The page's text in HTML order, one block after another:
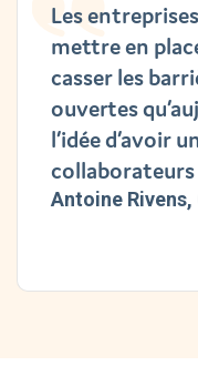
Les
mettre en
casser les
ouvertes
l’idée d’avoir
Antoine Rivens,